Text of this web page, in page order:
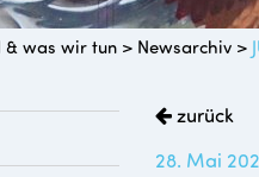
& was wir tun > Newsarchiv >
zurück
28. Mai